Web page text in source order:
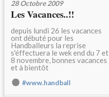
28 Octobre 2009
Les Vacances..!!
depuis lundi 26 les vacances
ont débuté pour les
Handballeurs la reprise
s'éffectuera le wek end du 7 et
8 novembre, bonnes vacances
et à bientôt
#www.handball